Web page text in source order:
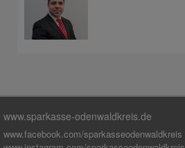
www.sparkasse-odenwaldkreis.de
www.facebook.com/sparkasseodenwaldkreis